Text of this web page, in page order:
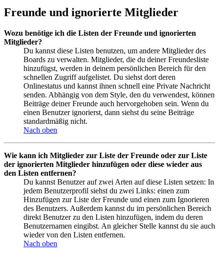
Freunde und ignorierte Mitglieder
Wozu benötige ich die Listen der Freunde und ignorierten
Mitglieder?
Du kannst diese Listen benutzen, um andere Mitglieder des
Boards zu verwalten. Mitglieder, die du deiner Freundesliste
hinzufügst, werden in deinem persönlichen Bereich für den
schnellen Zugriff aufgelistet. Du siehst dort deren
Onlinestatus und kannst ihnen schnell eine Private Nachricht
senden. Abhängig von dem Style, den du verwendest, können
Beiträge deiner Freunde auch hervorgehoben sein. Wenn du
einen Benutzer ignorierst, dann siehst du seine Beiträge
standardmäßig nicht.
Nach oben
Wie kann ich Mitglieder zur Liste der Freunde oder zur Liste
der ignorierten Mitglieder hinzufügen oder diese wieder aus
den Listen entfernen?
Du kannst Benutzer auf zwei Arten auf diese Listen setzen: In
jedem Benutzerprofil siehst du zwei Links: einen zum
Hinzufügen zur Liste der Freunde und einen zum Ignorieren
des Benutzers. Außerdem kannst du im persönlichen Bereich
direkt Benutzer zu den Listen hinzufügen, indem du deren
Benutzernamen eingibst. An gleicher Stelle kannst du sie auch
wieder von den Listen entfernen.
Nach oben